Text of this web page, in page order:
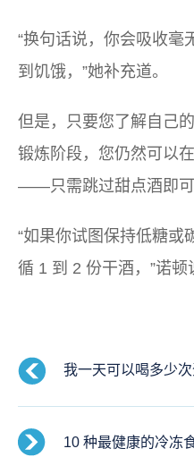
“换句话说，你会吸收毫
到饥饿，”她补充道。
但是，只要您了解自己
锻炼阶段，您仍然可以
——只需跳过甜点酒即可
“如果你试图保持低糖或
循 1 到 2 份干酒，”诺顿
我一天可以喝多少次
10 种最健康的冷冻